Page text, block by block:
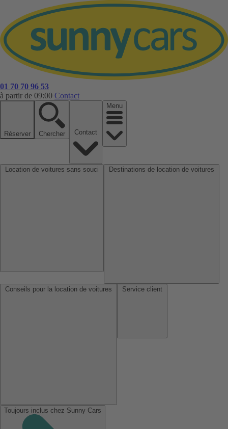
01 70 70 96 53
à partir de 09:00 Contact
Réserver Chercher
Menu
Toujours inclus chez Sunny Cars